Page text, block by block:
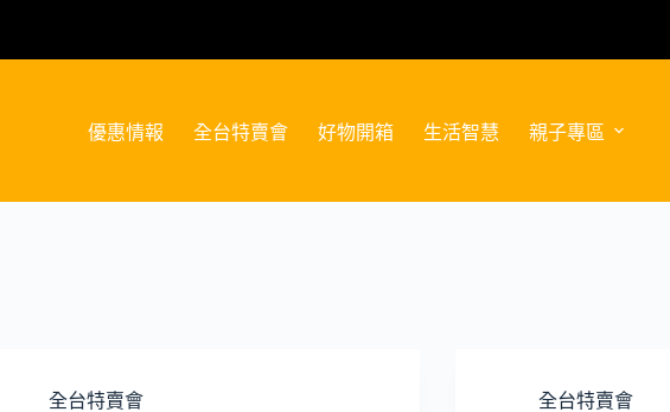
優惠情報 全台特賣會 好物開箱 生活智慧 親子專區
全台特賣會 全台特賣會